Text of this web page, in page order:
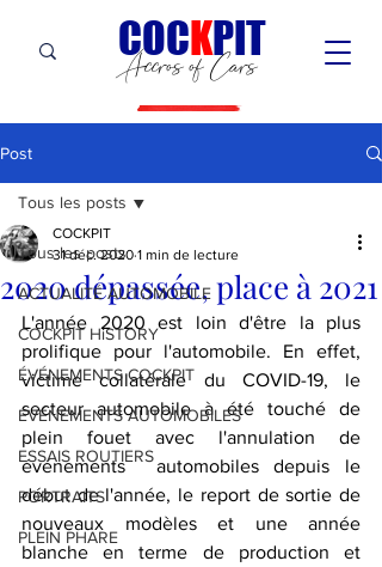
Accros of Cars
COCKPIT
Post
Tous les posts
ACTUALITÉ AUTOMOBILE
COCKPIT HiSTORY
ÉVÉNEMENTS COCKPIT
ÉVÉNEMENTS AUTOMOBILES
ESSAIS ROUTIERS
PORTRAITS
PLEIN PHARE
Tous les posts
2020 dépassée, place à 2021
COCKPIT
31 déc. 2020 1 min de lecture
L'année 2020 est loin d'être la plus
prolifique pour l'automobile. En effet,
victime collatérale du COVID-19, le
secteur automobile à été touché de
plein fouet avec l'annulation de
événements  automobiles depuis le
début de l'année, le report de sortie de
nouveaux modèles et une année
blanche en terme de production et